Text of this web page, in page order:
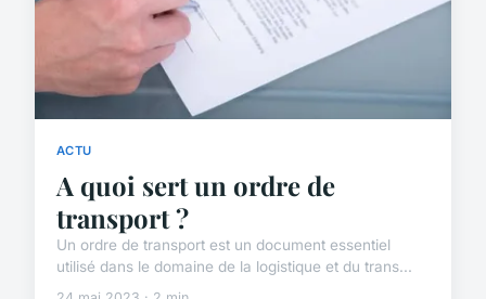
ACTU
A quoi sert un ordre de
transport ?
Un ordre de transport est un document essentiel
utilisé dans le domaine de la logistique et du trans...